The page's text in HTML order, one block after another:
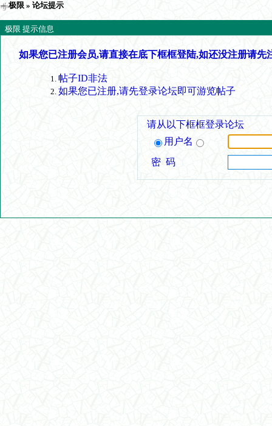
极限 » 论坛提示
极限 提示信息
如果您已注册会员,请直接在底下框框登陆,如还没注册请先
帖子ID非法
如果您已注册,请先登录论坛即可游览帖子
请从以下框框登录论坛
用户名
密 码